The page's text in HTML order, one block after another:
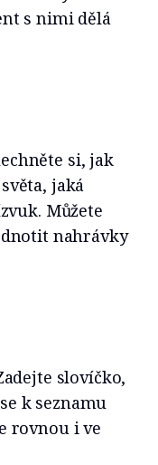
s nimi dělá
si, jak
jaká
Můžete
nahrávky
slovíčko,
k seznamu
rovnou i ve